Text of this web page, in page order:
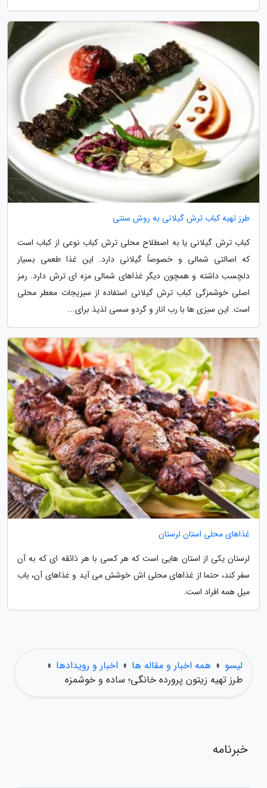
طرز تهیه کباب ترش گیلانی به روش سنتی
کباب ترش گیلانی یا به اصطلاح محلی ترش کباب نوعی از کباب است
که اصالتی شمالی و خصوصاً گیلانی دارد. این غذا طعمی بسیار
دلچسب داشته و همچون دیگر غذاهای شمالی مزه ای ترش دارد. رمز
اصلی خوشمزگی کباب ترش گیلانی استفاده از سبزیجات معطر محلی
است. این سبزی ها با رب انار و گردو سسی لذیذ برای...
غذاهای محلی استان لرستان
لرستان یکی از استان هایی است که هر کسی با هر ذائقه ای که به آن
سفر کند، حتما از غذاهای محلی اش خوشش می آید و غذاهای آن، باب
میل همه افراد است.
لیسو » همه اخبار و مقاله ها » اخبار و رویدادها »
طرز تهیه زیتون پرورده خانگی؛ ساده و خوشمزه
خبرنامه